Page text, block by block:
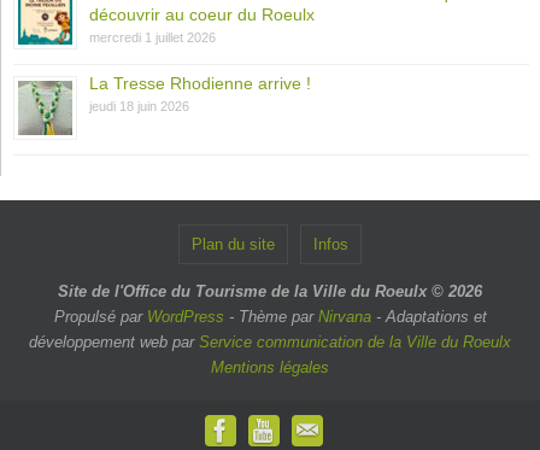
découvrir au coeur du Roeulx
mercredi 1 juillet 2026
La Tresse Rhodienne arrive !
jeudi 18 juin 2026
Plan du site Infos
Site de l'Office du Tourisme de la Ville du Roeulx © 2026
Propulsé par WordPress - Thème par Nirvana- Adaptations et
développement web par Service communication de la Ville du Roeulx
Mentions légales